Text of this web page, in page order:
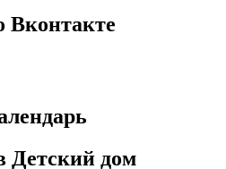
Вконтакте
Детский дом